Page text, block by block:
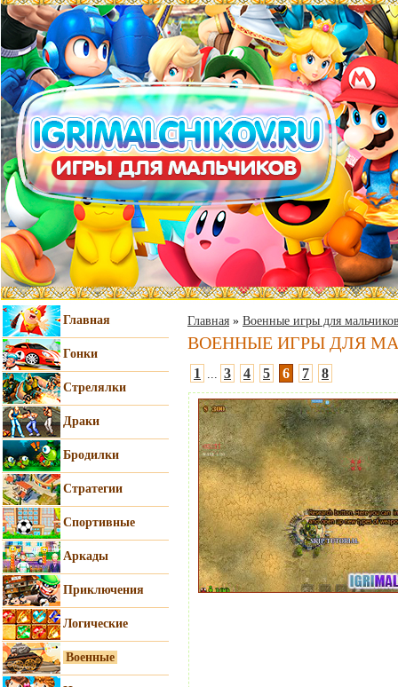
Главная
Гонки
Стрелялки
Драки
Бродилки
Стратегии
Спортивные
Аркады
Приключения
Логические
Военные
Главная » Военные игры для
ВОЕННЫЕ ИГРЫ ДЛЯ
1 ... 3 4 5 6 7 8